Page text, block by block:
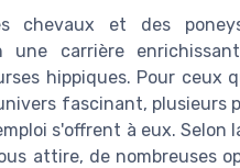
chevaux et des
une carrière
hippiques. Pour ceux
fascinant, plusieurs
s'offrent à eux. Selon
attire, de nombreuses